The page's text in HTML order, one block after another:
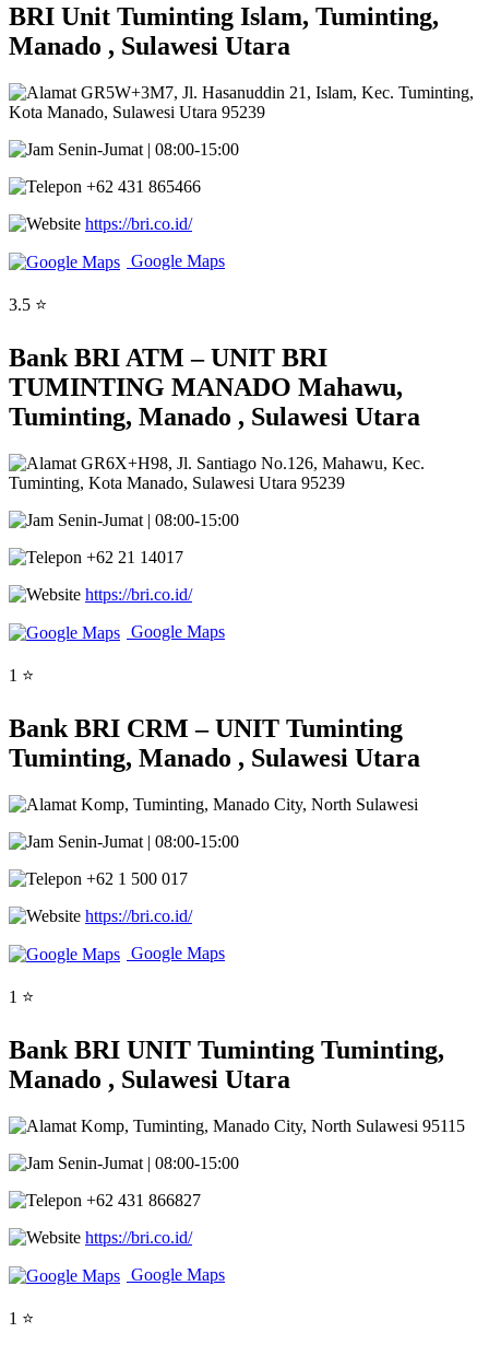
BRI Unit Tuminting Islam, Tuminting,
Manado , Sulawesi Utara
GR5W+3M7, Jl. Hasanuddin 21, Islam, Kec. Tuminting,
Kota Manado, Sulawesi Utara 95239
Senin-Jumat | 08:00-15:00
+62 431 865466
https://bri.co.id/
Google Maps
3.5 ⭐
Bank BRI ATM – UNIT BRI
TUMINTING MANADO Mahawu,
Tuminting, Manado , Sulawesi Utara
GR6X+H98, Jl. Santiago No.126, Mahawu, Kec.
Tuminting, Kota Manado, Sulawesi Utara 95239
Senin-Jumat | 08:00-15:00
+62 21 14017
https://bri.co.id/
Google Maps
1 ⭐
Bank BRI CRM – UNIT Tuminting
Tuminting, Manado , Sulawesi Utara
Komp, Tuminting, Manado City, North Sulawesi
Senin-Jumat | 08:00-15:00
+62 1 500 017
https://bri.co.id/
Google Maps
1 ⭐
Bank BRI UNIT Tuminting Tuminting,
Manado , Sulawesi Utara
Komp, Tuminting, Manado City, North Sulawesi 95115
Senin-Jumat | 08:00-15:00
+62 431 866827
https://bri.co.id/
Google Maps
1 ⭐